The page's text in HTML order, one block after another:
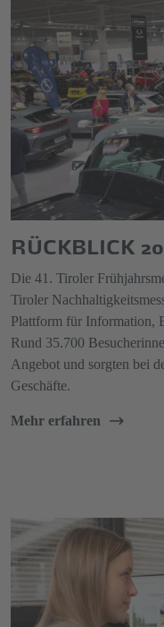
RÜCKBLICK
Die 41. Tiroler
Tiroler
Plattform für Information,
Rund 35.700
Angebot und sorgten bei
Geschäfte.
Mehr erfahren